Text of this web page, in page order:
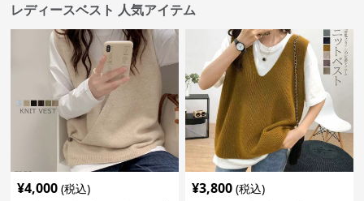
レディースベスト 人気アイテム
¥4,000 (税込) ¥3,800 (税込)